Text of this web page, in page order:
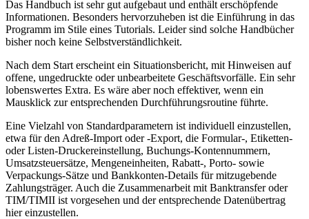
Das Handbuch ist sehr gut aufgebaut und enthält erschöpfende
Informationen. Besonders hervorzuheben ist die Einführung in das
Programm im Stile eines Tutorials. Leider sind solche Handbücher
bisher noch keine Selbstverständlichkeit.
Nach dem Start erscheint ein Situationsbericht, mit Hinweisen auf
offene, ungedruckte oder unbearbeitete Geschäftsvorfälle. Ein sehr
lobenswertes Extra. Es wäre aber noch effektiver, wenn ein
Mausklick zur entsprechenden Durchführungsroutine führte.
Eine Vielzahl von Standardparametern ist individuell einzustellen,
etwa für den Adreß-Import oder -Export, die Formular-, Etiketten-
oder Listen-Druckereinstellung, Buchungs-Kontennummern,
Umsatzsteuersätze, Mengeneinheiten, Rabatt-, Porto- sowie
Verpackungs-Sätze und Bankkonten-Details für mitzugebende
Zahlungsträger. Auch die Zusammenarbeit mit Banktransfer oder
TIM/TIMII ist vorgesehen und der entsprechende Datenübertrag
hier einzustellen.